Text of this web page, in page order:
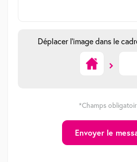
Déplacer l'image dans le
*Champs
Envoyer le